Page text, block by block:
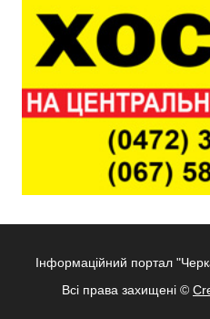
Інформаційний портал
Всі права захищені ©